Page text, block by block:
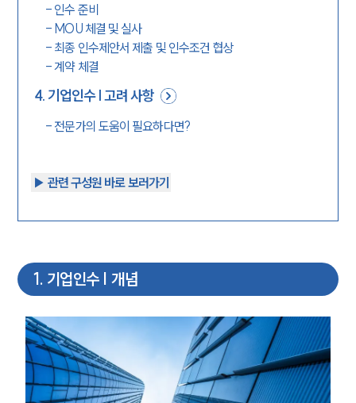
- 인수 준비
- MOU 체결 및 실사
- 최종 인수제안서 제출 및 인수조건 협상
-계약 체결
4.기업인수 | 고려 사항
- 전문가의 도움이 필요하다면?
▶︎ 관련 구성원 바로 보러가기
1. 기업인수 | 개념